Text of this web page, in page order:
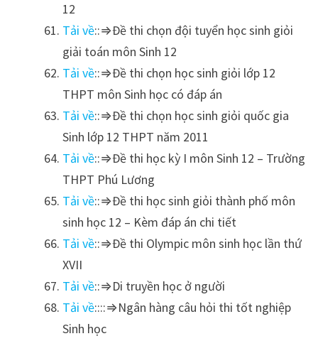
12
Tải về::⇒Đề thi chọn đội tuyển học sinh giỏi
giải toán môn Sinh 12
Tải về::⇒Đề thi chọn học sinh giỏi lớp 12
THPT môn Sinh học có đáp án
Tải về::⇒Đề thi chọn học sinh giỏi quốc gia
Sinh lớp 12 THPT năm 2011
Tải về::⇒Đề thi học kỳ I môn Sinh 12 – Trường
THPT Phú Lương
Tải về::⇒Đề thi học sinh giỏi thành phố môn
sinh học 12 – Kèm đáp án chi tiết
Tải về::⇒Đề thi Olympic môn sinh học lần thứ
XVII
Tải về::⇒Di truyền học ở người
Tải về::::⇒Ngân hàng câu hỏi thi tốt nghiệp
Sinh học